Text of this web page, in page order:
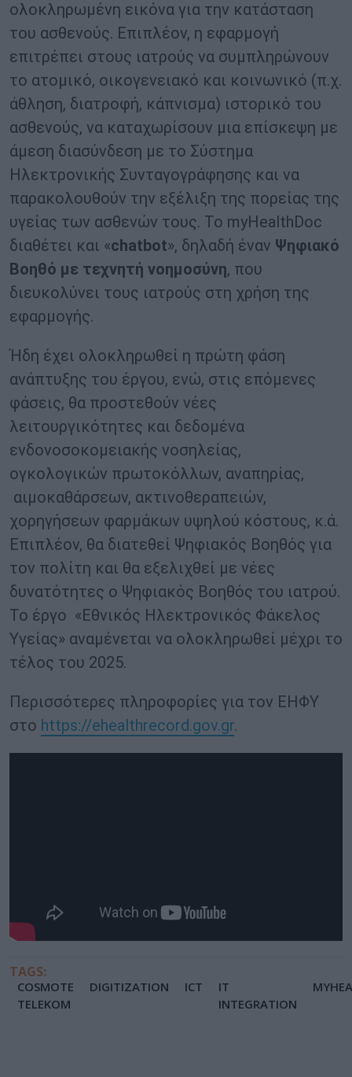
ολοκληρωμένη εικόνα για την κατάσταση
του ασθενούς. Επιπλέον, η εφαρμογή
επιτρέπει στους ιατρούς να συμπληρώνουν
το ατομικό, οικογενειακό και κοινωνικό (π.χ.
άθληση, διατροφή, κάπνισμα) ιστορικό του
ασθενούς, να καταχωρίσουν μια επίσκεψη με
άμεση διασύνδεση με το Σύστημα
Ηλεκτρονικής Συνταγογράφησης και να
παρακολουθούν την εξέλιξη της πορείας της
υγείας των ασθενών τους. Το myHealthDoc
διαθέτει και «chatbot», δηλαδή έναν Ψηφιακό
Βοηθό με τεχνητή νοημοσύνη, που
διευκολύνει τους ιατρούς στη χρήση της
εφαρμογής.
Ήδη έχει ολοκληρωθεί η πρώτη φάση
ανάπτυξης του έργου, ενώ, στις επόμενες
φάσεις, θα προστεθούν νέες
λειτουργικότητες και δεδομένα
ενδονοσοκομειακής νοσηλείας,
ογκολογικών πρωτοκόλλων, αναπηρίας,
αιμοκαθάρσεων, ακτινοθεραπειών,
χορηγήσεων φαρμάκων υψηλού κόστους, κ.ά.
Επιπλέον, θα διατεθεί Ψηφιακός Βοηθός για
τον πολίτη και θα εξελιχθεί με νέες
δυνατότητες ο Ψηφιακός Βοηθός του ιατρού.
Το έργο «Εθνικός Ηλεκτρονικός Φάκελος
Υγείας» αναμένεται να ολοκληρωθεί μέχρι το
τέλος του 2025.
Περισσότερες πληροφορίες για τον ΕΗΦΥ
στο https://ehealthrecord.gov.gr.
TAGS:
COSMOTE
TELEKOM
DIGITIZATION ICT
IT
INTEGRATION